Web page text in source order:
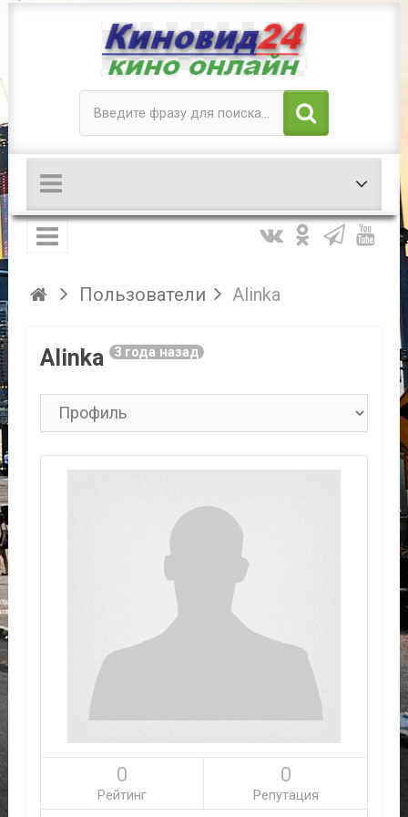
Пользователи Alinka
Alinka 3 года назад
0
Рейтинг
0
Репутация